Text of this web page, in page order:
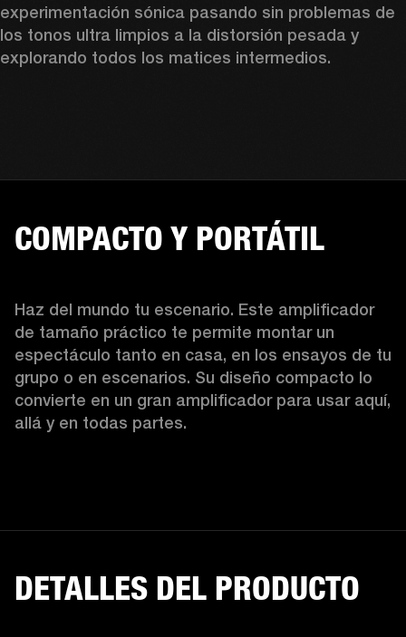
experimentación sónica pasando sin problemas de
los tonos ultra limpios a la distorsión pesada y
explorando todos los matices intermedios.
COMPACTO Y PORTÁTIL
Haz del mundo tu escenario. Este amplificador
de tamaño práctico te permite montar un
espectáculo tanto en casa, en los ensayos de tu
grupo o en escenarios. Su diseño compacto lo
convierte en un gran amplificador para usar aquí,
allá y en todas partes.
DETALLES DEL PRODUCTO